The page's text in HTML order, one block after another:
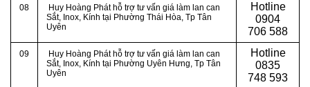
08
Huy Hoàng Phát hỗ trợ tư vấn giá làm lan can
Sắt, Inox, Kính tại Phường Thái Hòa, Tp Tân
Uyên
Hotline
0904
706 588
09
Huy Hoàng Phát hỗ trợ tư vấn giá làm lan can
Sắt, Inox, Kính tại Phường Uyên Hưng, Tp Tân
Uyên
Hotline
0835
748 593